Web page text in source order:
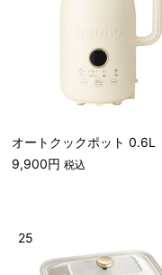
オートクックポット 0.6L
9,900円税込
25